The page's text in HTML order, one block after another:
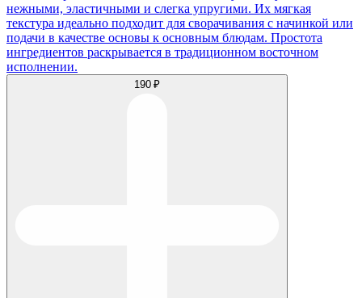
нежными, эластичными и слегка упругими. Их мягкая
текстура идеально подходит для сворачивания с начинкой или
подачи в качестве основы к основным блюдам. Простота
ингредиентов раскрывается в традиционном восточном
исполнении.
190 ₽